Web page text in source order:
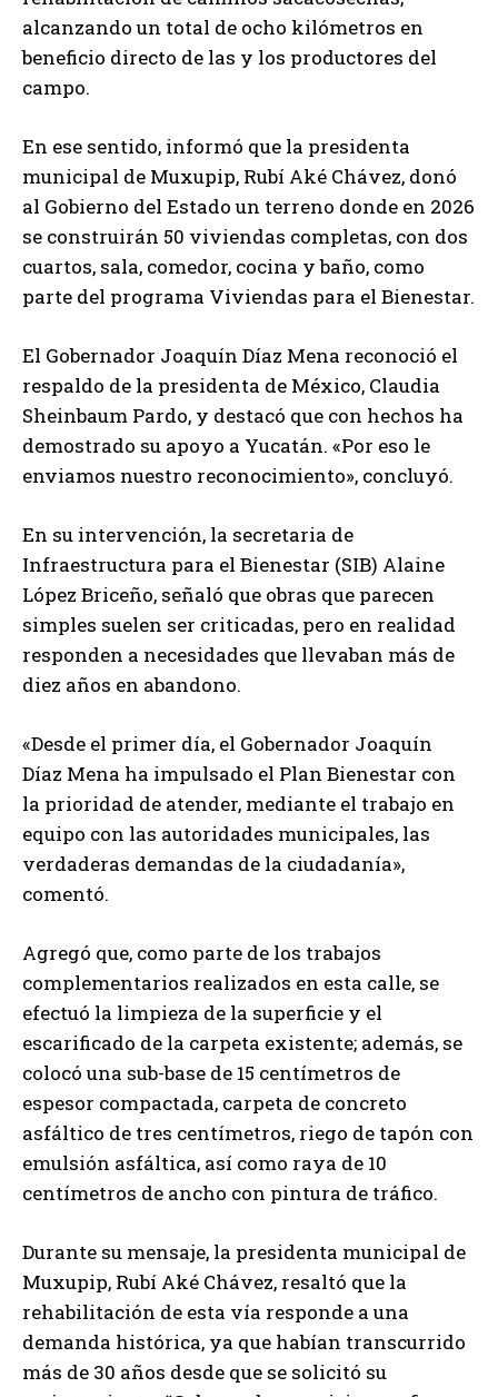
alcanzando un total de ocho kilómetros en
beneficio directo de las y los productores del
campo.
En ese sentido, informó que la presidenta
municipal de Muxupip, Rubí Aké Chávez, donó
al Gobierno del Estado un terreno donde en 2026
se construirán 50 viviendas completas, con dos
cuartos, sala, comedor, cocina y baño, como
parte del programa Viviendas para el Bienestar.
El Gobernador Joaquín Díaz Mena reconoció el
respaldo de la presidenta de México, Claudia
Sheinbaum Pardo, y destacó que con hechos ha
demostrado su apoyo a Yucatán. «Por eso le
enviamos nuestro reconocimiento», concluyó.
En su intervención, la secretaria de
Infraestructura para el Bienestar (SIB) Alaine
López Briceño, señaló que obras que parecen
simples suelen ser criticadas, pero en realidad
responden a necesidades que llevaban más de
diez años en abandono.
«Desde el primer día, el Gobernador Joaquín
Díaz Mena ha impulsado el Plan Bienestar con
la prioridad de atender, mediante el trabajo en
equipo con las autoridades municipales, las
verdaderas demandas de la ciudadanía»,
comentó.
Agregó que, como parte de los trabajos
complementarios realizados en esta calle, se
efectuó la limpieza de la superficie y el
escarificado de la carpeta existente; además, se
colocó una sub-base de 15 centímetros de
espesor compactada, carpeta de concreto
asfáltico de tres centímetros, riego de tapón con
emulsión asfáltica, así como raya de 10
centímetros de ancho con pintura de tráfico.
Durante su mensaje, la presidenta municipal de
Muxupip, Rubí Aké Chávez, resaltó que la
rehabilitación de esta vía responde a una
demanda histórica, ya que habían transcurrido
más de 30 años desde que se solicitó su